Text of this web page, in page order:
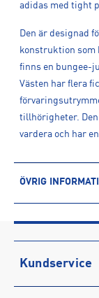
adidas med tight
Den är designad
konstruktion som
finns en bungee-
Västen har flera
tillhörigheter. Den
vardera och har
ÖVRIG
Produktnummer:
Leverantörens
Artikelnummer:
Kundservice